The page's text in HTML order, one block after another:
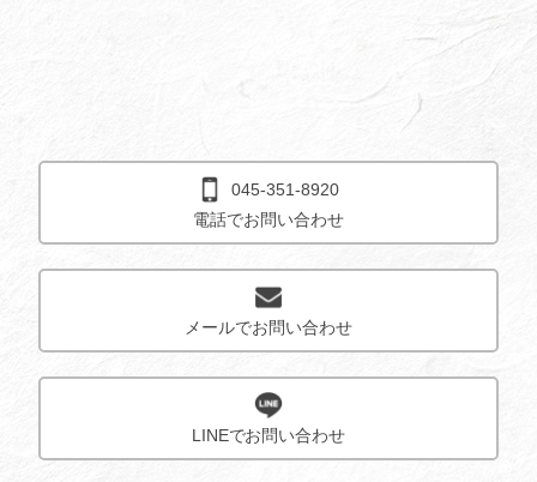
045-351-8920
電話でお問い合わせ
メールでお問い合わせ
LINEでお問い合わせ